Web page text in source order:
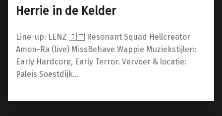
Herrie in de Kelder
Line-up: LENZ 🇮🇹 Resonant Squad Hellcreator
Amon-Ra (live) MissBehave Wappie Muziekstijlen:
Early Hardcore, Early Terror. Vervoer & locatie:
Paleis Soestdijk…